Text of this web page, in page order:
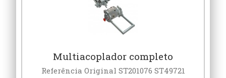
Multiacoplador completo
Referência Original ST201076 ST49721